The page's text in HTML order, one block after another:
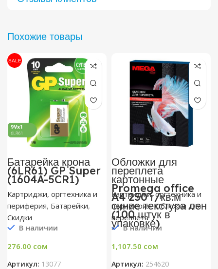
Похожие товары
SALE
Батарейка крона
(6LR61) GP Super
(1604A-5CR1)
Картриджи, оргтехника и
периферия, Батарейки,
Скидки
В наличии
276.00 сом
Артикул: 13077
Обложки для
переплета
картонные
Promega office
A4 250 г/кв.м
синие текстура лен
(100 штук в
упаковке)
Картриджи, оргтехника и
периферия,Обложки для
переплета
В наличии
1,107.50 сом
Артикул: 254620